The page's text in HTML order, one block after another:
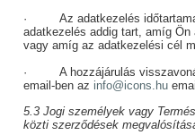
·Az adatkezelés
adatkezelés addig tart, amíg
vagy amíg az adatkezelési cél
·A hozzájárulás
email-ben az info@icons.hu
5.3 Jogi személyek vagy
közti szerződések